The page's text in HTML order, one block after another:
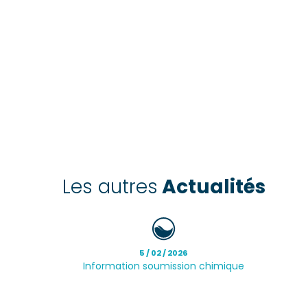
Les autres Actualités
5 / 02 / 2026
Information soumission chimique